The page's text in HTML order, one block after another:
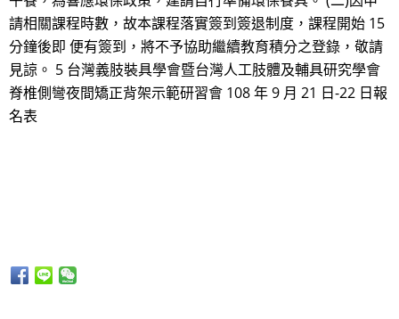
請相關課程時數，故本課程落實簽到簽退制度，課程開始 15
分鐘後即 便有簽到，將不予協助繼續教育積分之登錄，敬請
見諒。 5 台灣義肢裝具學會暨台灣人工肢體及輔具研究學會
脊椎側彎夜間矯正背架示範研習會 108 年 9 月 21 日-22 日報
名表